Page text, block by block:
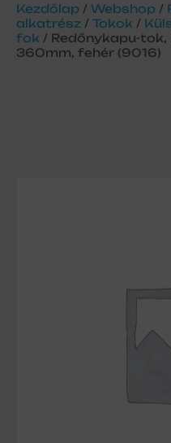
Kezdőlap / Webshop /
alkatrész / Tokok /
fok / Redőnykapu-
360mm, fehér (9016)